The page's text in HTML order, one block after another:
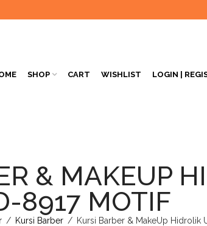
SHOP CART WISHLIST LOGIN |
& MAKEUP
8917 MOTIF
/ Kursi Barber / Kursi Barber & MakeUp Hidrolik